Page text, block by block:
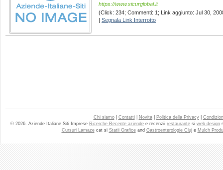
https://www.sicurglobal.it
(Click: 234; Commenti: 1; Link aggiunto: Jul 30,
| Segnala Link Interrotto
Chi siamo| Contatti| Novita| Politica della Privacy|
© 2026. Aziende Italiane Siti Imprese Ricerche Recente aziende e recenzii restaurante si web design
Cursuri Lamazecat si Statii Graficeand Gastroenterologie Cluje Mulch